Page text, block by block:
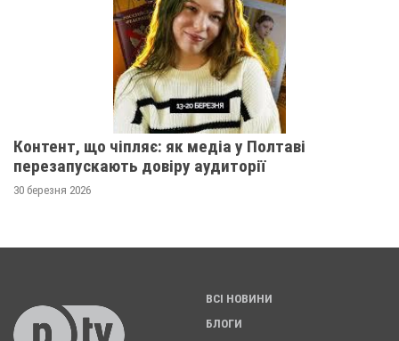
Контент, що чіпляє: як медіа у Полтаві
перезапускають довіру аудиторії
30 березня 2026
ВСІ НОВИНИ
БЛОГИ